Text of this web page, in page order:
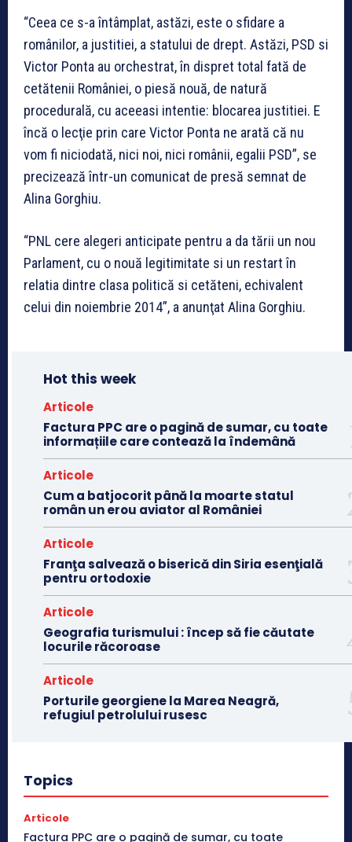
“Ceea ce s-a întâmplat, astăzi, este o sfidare a
românilor, a justitiei, a statului de drept. Astăzi, PSD si
Victor Ponta au orchestrat, în dispret total fată de
cetătenii României, o piesă nouă, de natură
procedurală, cu aceeasi intentie: blocarea justitiei. E
încă o lecţie prin care Victor Ponta ne arată că nu
vom fi niciodată, nici noi, nici românii, egalii PSD”, se
precizează într-un comunicat de presă semnat de
Alina Gorghiu.
“PNL cere alegeri anticipate pentru a da tării un nou
Parlament, cu o nouă legitimitate si un restart în
relatia dintre clasa politică si cetăteni, echivalent
celui din noiembrie 2014”, a anunţat Alina Gorghiu.
Hot this week
Articole
Factura PPC are o pagină de sumar, cu toate
informațiile care contează la îndemână
Articole
Cum a batjocorit până la moarte statul
român un erou aviator al României
Articole
Franţa salvează o biserică din Siria esenţială
pentru ortodoxie
Articole
Geografia turismului : încep să fie căutate
locurile răcoroase
Articole
Porturile georgiene la Marea Neagră,
refugiul petrolului rusesc
Topics
Articole
Factura PPC are o pagină de sumar, cu toate